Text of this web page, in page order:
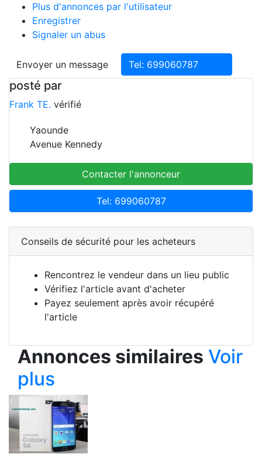
Plus d'annonces par l'utilisateur
Enregistrer
Signaler un abus
Envoyer un message Tel: 699060787
posté par
Frank TE. vérifié
Yaounde
Avenue Kennedy
Contacter l'annonceur
Tel: 699060787
Conseils de sécurité pour les acheteurs
Rencontrez le vendeur dans un lieu public
Vérifiez l'article avant d'acheter
Payez seulement après avoir récupéré
l'article
Annonces similaires Voir
plus